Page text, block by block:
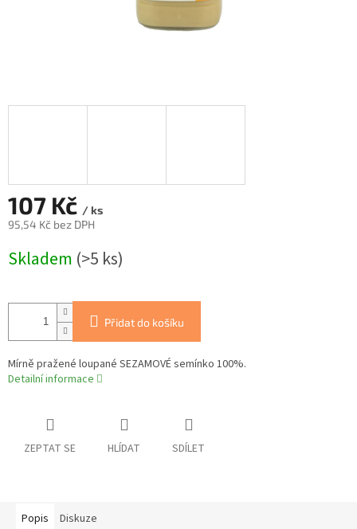
107 Kč / ks
95,54 Kč bez DPH
cena:
Skladem (>5 ks)
Přidat do košíku
Mírně pražené loupané SEZAMOVÉ semínko 100%.
Detailní informace
ZEPTAT SE HLÍDAT SDÍLET
Popis Diskuze